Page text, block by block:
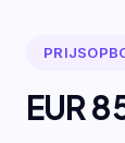
EUR